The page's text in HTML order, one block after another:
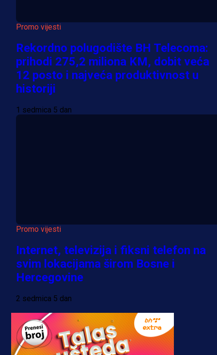
Promo vijesti
Rekordno polugodište BH Telecoma:
prihodi 275,2 miliona KM, dobit veća
12 posto i najveća produktivnost u
historiji
1 sedmica 5 dan
Promo vijesti
Internet, televizija i fiksni telefon na
svim lokacijama širom Bosne i
Hercegovine
2 sedmica 5 dan